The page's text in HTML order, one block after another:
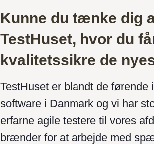
Kunne du tænke dig
TestHuset, hvor du
kvalitetssikre de
TestHuset er blandt de
software i Danmark og vi har
erfarne agile testere til vores
brænder for at arbejde med